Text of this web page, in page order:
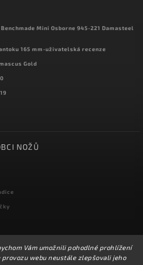
Vám umožnili pohodlné prohlížení
provozu webu neustále zlepšovali jeho
Mini Osborne 945-221 Damasteel
165 mm-uživatelská recenze
Gold
NOŽŮ